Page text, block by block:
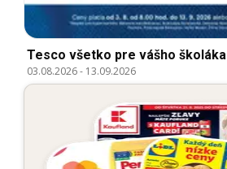
Tesco všetko pre vášho školáka
03.08.2026- 13.09.2026